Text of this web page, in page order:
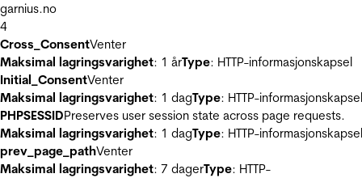
garnius.no
4
Cross_ConsentVenter
Maksimal lagringsvarighet: 1 årType: HTTP-informasjonskapsel
Initial_ConsentVenter
Maksimal lagringsvarighet: 1 dagType: HTTP-informasjonskapsel
PHPSESSIDPreserves user session state across page requests.
Maksimal lagringsvarighet: 1 dagType: HTTP-informasjonskapsel
prev_page_pathVenter
Maksimal lagringsvarighet: 7 dagerType: HTTP-